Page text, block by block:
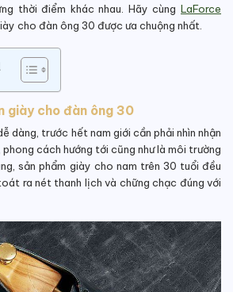
thời điểm khác nhau. Hãy cùngLaForce
cho đàn ông 30 được ưa chuộng nhất.
giày cho đàn ông 30
dàng, trước hết nam giới cần phải nhìn nhận
cách hướng tới cũng như là môi trường
sản phẩm giày cho nam trên 30 tuổi đều
ra nét thanh lịch và chững chạc đúng với